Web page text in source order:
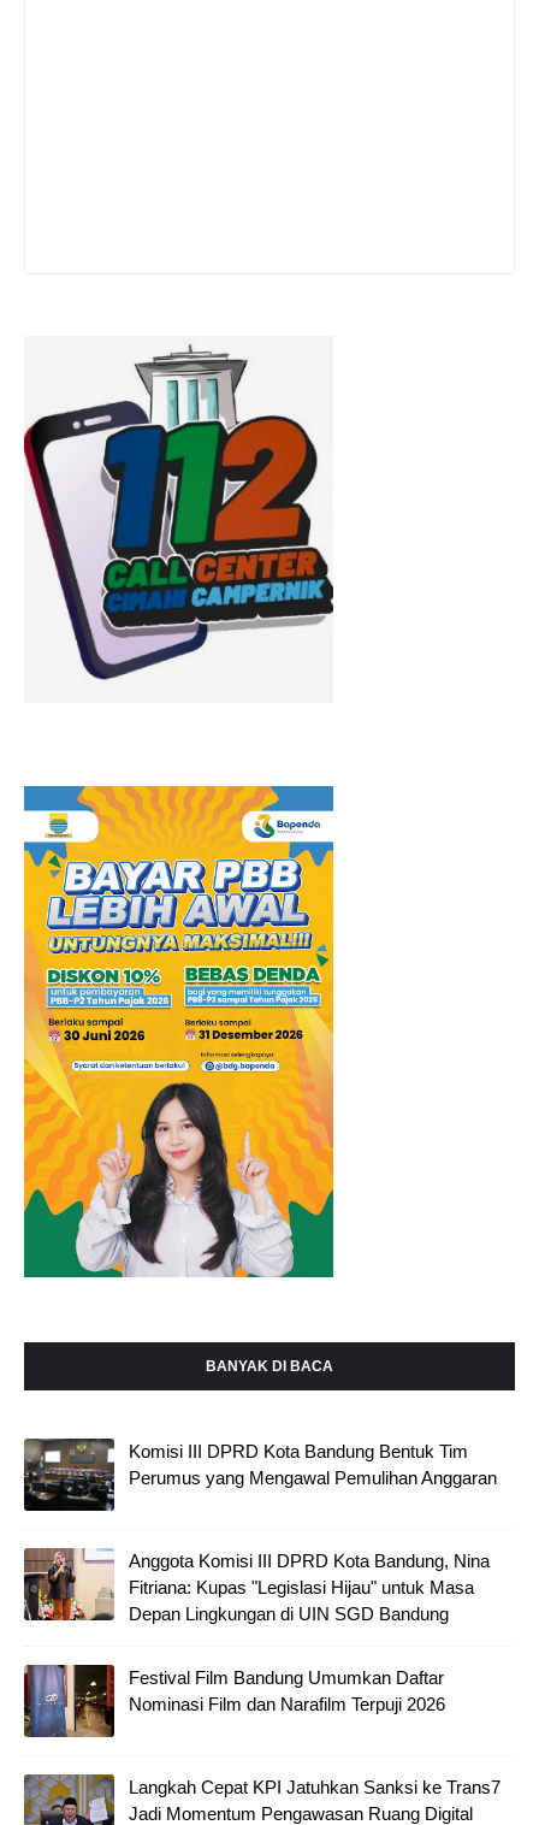
BANYAK DI BACA
Komisi III DPRD Kota Bandung Bentuk Tim
Perumus yang Mengawal Pemulihan Anggaran
Anggota Komisi III DPRD Kota Bandung, Nina
Fitriana: Kupas "Legislasi Hijau" untuk Masa
Depan Lingkungan di UIN SGD Bandung
Festival Film Bandung Umumkan Daftar
Nominasi Film dan Narafilm Terpuji 2026
Langkah Cepat KPI Jatuhkan Sanksi ke Trans7
Jadi Momentum Pengawasan Ruang Digital